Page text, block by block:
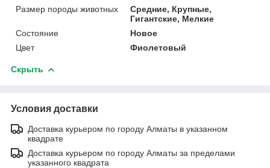
Размер породы животных
Средние, Крупные,
Гигантские, Мелкие
Состояние
Новое
Цвет
Фиолетовый
Скрыть
Условия доставки
Доставка курьером по городу Алматы в указанном
квадрате
Доставка курьером по городу Алматы за пределами
указанного квадрата